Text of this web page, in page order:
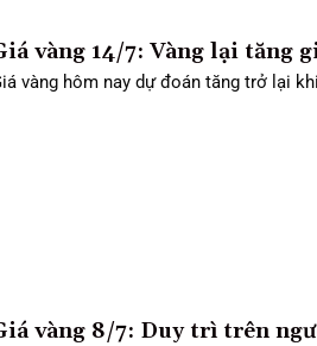
vàng 14/7: Vàng lại tăng
vàng hôm nay dự đoán tăng trở lại
vàng 8/7: Duy trì trên